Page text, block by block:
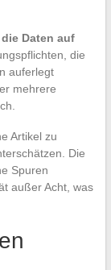
Daten auf
die
auferlegt
mehrere
Artikel zu
Die
Spuren
außer Acht, was